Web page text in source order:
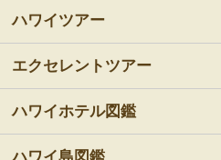
ハワイツアー
エクセレントツアー
ハワイホテル図鑑